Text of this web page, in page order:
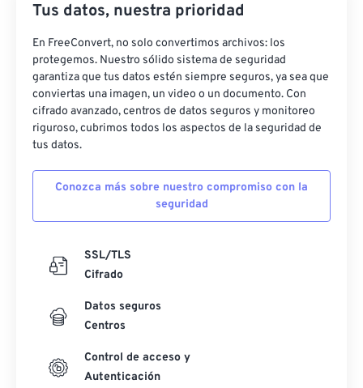
Tus datos, nuestra prioridad
En FreeConvert, no solo convertimos archivos: los
protegemos. Nuestro sólido sistema de seguridad
garantiza que tus datos estén siempre seguros, ya sea que
conviertas una imagen, un video o un documento. Con
cifrado avanzado, centros de datos seguros y monitoreo
riguroso, cubrimos todos los aspectos de la seguridad de
tus datos.
Conozca más sobre nuestro compromiso con la
seguridad
SSL/TLS
Cifrado
Datos seguros
Centros
Control de acceso y
Autenticación